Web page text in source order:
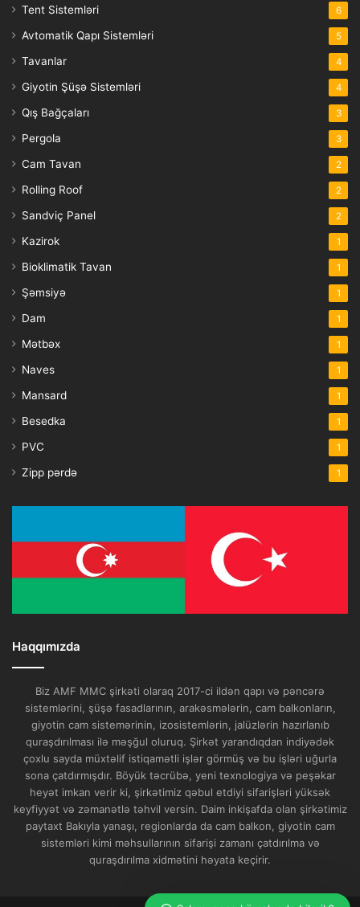
Tent Sistemləri 6
Avtomatik Qapı Sistemləri 5
Tavanlar 4
Giyotin Şüşə Sistemləri 4
Qış Bağçaları 3
Pergola 3
Cam Tavan 2
Rolling Roof 2
Sandviç Panel 2
Kazirok 1
Bioklimatik Tavan 1
Şəmsiyə 1
Dam 1
Mətbəx 1
Naves 1
Mansard 1
Besedka 1
PVC 1
Zipp pərdə 1
Haqqımızda
Biz AMF MMC şirkəti olaraq 2017-ci ildən qapı və pəncərə
sistemlərini, şüşə fasadlarının, arakəsmələrin, cam balkonların,
giyotin cam sistemərinin, izosistemlərin, jalüzlərin hazırlanıb
quraşdırılması ilə məşğul oluruq. Şirkət yarandıqdan indiyədək
çoxlu sayda müxtəlif istiqamətli işlər görmüş və bu işləri uğurla
sona çatdırmışdır. Böyük təcrübə, yeni texnologiya və peşəkar
heyət imkan verir ki, şirkətimiz qəbul etdiyi sifarişləri yüksək
keyfiyyət və zəmanətlə təhvil versin. Daim inkişafda olan şirkətimiz
paytaxt Bakıyla yanaşı, regionlarda da cam balkon, giyotin cam
sistemləri kimi məhsullarının sifarişi zamanı çatdırılma və
quraşdırılma xidmətini həyata keçirir.